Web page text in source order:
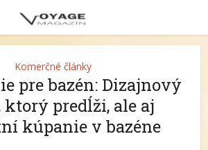
Komerčné články
pre bazén: Dizajnový
predĺži, ale aj
kúpanie v bazéne